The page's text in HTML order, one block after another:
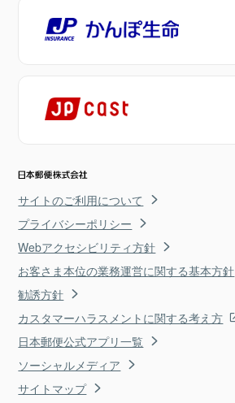
サイトのご利用について
プライバシーポリシー
Webアクセシビリティ方針
お客さま本位の業務運営に関する基本方針
勧誘方針
カスタマーハラスメントに関する考え方
日本郵便公式アプリ一覧
ソーシャルメディア
サイトマップ